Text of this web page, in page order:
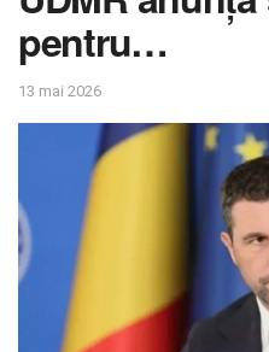
pentru…
13 mai 2026